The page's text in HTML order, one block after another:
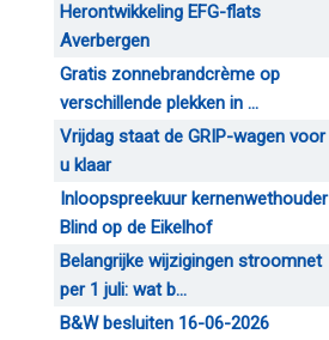
Herontwikkeling EFG-flats
Averbergen
Gratis zonnebrandcrème op
verschillende plekken in ...
Vrijdag staat de GRIP-wagen voor
u klaar
Inloopspreekuur kernenwethouder
Blind op de Eikelhof
Belangrijke wijzigingen stroomnet
per 1 juli: wat b...
B&W besluiten 16-06-2026